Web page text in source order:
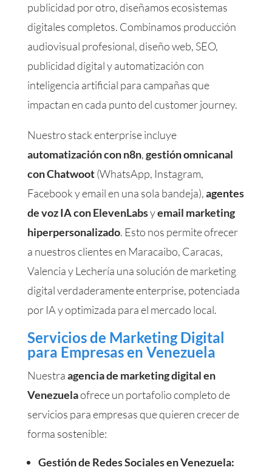
publicidad por otro, diseñamos ecosistemas
digitales completos. Combinamos producción
audiovisual profesional, diseño web, SEO,
publicidad digital y automatización con
inteligencia artificial para campañas que
impactan en cada punto del customer journey.
Nuestro stack enterprise incluye
automatización con n8n,gestión omnicanal
con Chatwoot(WhatsApp, Instagram,
Facebook y email en una sola bandeja),agentes
de voz IA con ElevenLabsyemail marketing
hiperpersonalizado. Esto nos permite ofrecer
a nuestros clientes en Maracaibo, Caracas,
Valencia y Lechería una solución de marketing
digital verdaderamente enterprise, potenciada
por IA y optimizada para el mercado local.
Servicios de Marketing Digital
para Empresas en Venezuela
Nuestraagencia de marketing digital en
Venezuelaofrece un portafolio completo de
servicios para empresas que quieren crecer de
forma sostenible:
Gestión de Redes Sociales en Venezuela: